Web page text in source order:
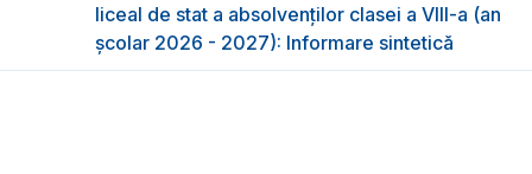
liceal de stat a absolvenţilor clasei a VIII-a (an
școlar 2026 - 2027): Informare sintetică